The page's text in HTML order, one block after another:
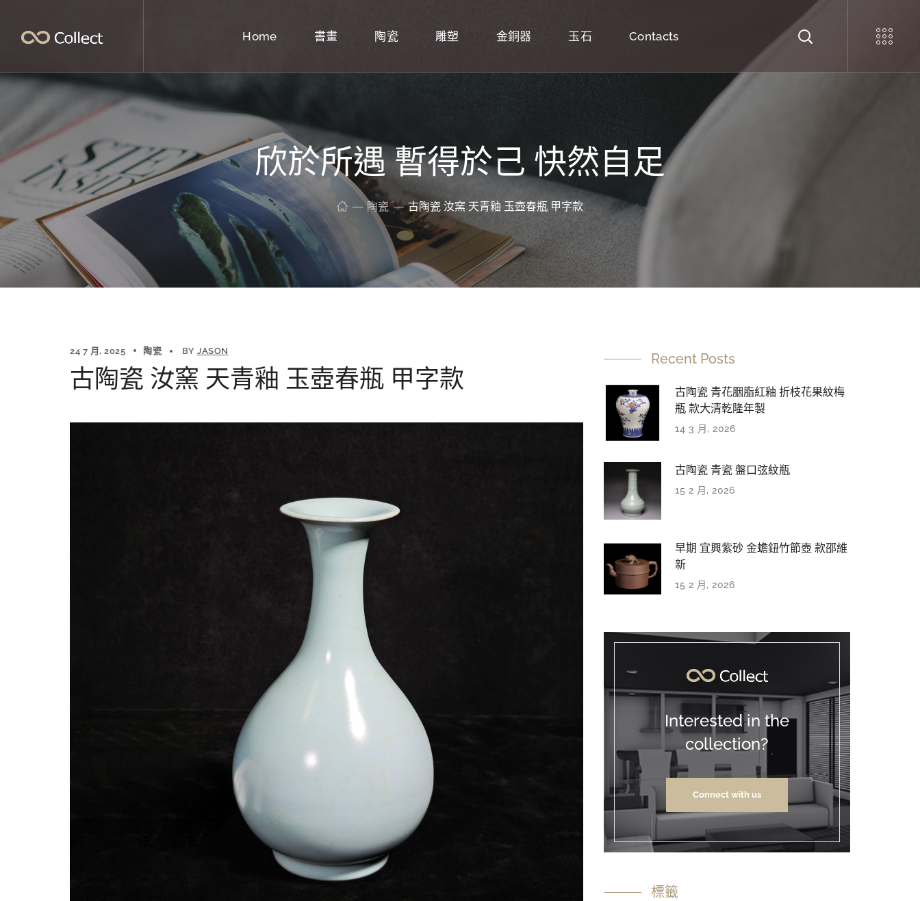
Home 書畫 陶瓷 雕塑 金銅器 玉石 Contacts
欣於所遇 暫得於己 快然自足
陶瓷 古陶瓷 汝窯 天青釉 玉壺春瓶 甲字款
24 7 月, 2025 陶瓷 BY JASON
古陶瓷 汝窯 天青釉 玉壺春瓶 甲字款
Recent Posts
古陶瓷 青花胭脂紅釉 折枝花果紋梅
瓶 款大清乾隆年製
14 3 月, 2026
古陶瓷 青瓷 盤口弦紋瓶
15 2 月, 2026
早期 宜興紫砂 金蟾鈕竹節壺 款邵維
新
15 2 月, 2026
Interested in the
collection?
Connect with us
標籤